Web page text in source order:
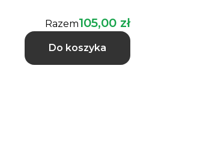
Razem105,00 zł
Do koszyka